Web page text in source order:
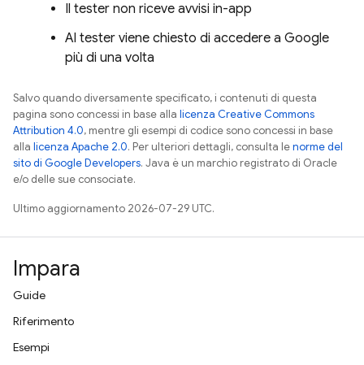
Il tester non riceve avvisi in-app
Al tester viene chiesto di accedere a Google
più di una volta
Salvo quando diversamente specificato, i contenuti di questa
pagina sono concessi in base alla licenza Creative Commons
Attribution 4.0, mentre gli esempi di codice sono concessi in base
alla licenza Apache 2.0. Per ulteriori dettagli, consulta lenorme del
sito di Google Developers. Java è un marchio registrato di Oracle
e/o delle sue consociate.
Ultimo aggiornamento 2026-07-29 UTC.
Impara
Guide
Riferimento
Esempi